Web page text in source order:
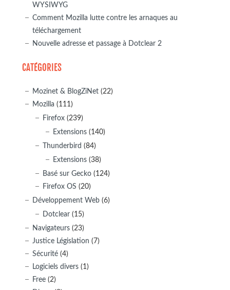
WYSIWYG
Comment Mozilla lutte contre les arnaques au
téléchargement
Nouvelle adresse et passage à Dotclear 2
CATÉGORIES
Mozinet & BlogZiNet (22)
Mozilla (111)
Firefox (239)
Extensions (140)
Thunderbird (84)
Extensions (38)
Basé sur Gecko (124)
Firefox OS (20)
Développement Web (6)
Dotclear (15)
Navigateurs (23)
Justice Législation (7)
Sécurité (4)
Logiciels divers (1)
Free (2)